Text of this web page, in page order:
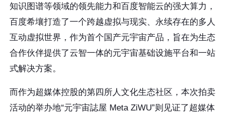
知识图谱等领域的领先能力和百度智能云的强大算力，
百度希壤打造了一个跨越虚拟与现实、永续存在的多人
互动虚拟世界，作为首个国产元宇宙产品，旨在为生态
合作伙伴提供了云智一体的元宇宙基础设施平台和一站
式解决方案。
而作为超媒体控股的第四所人文化生态社区，本次拍卖
活动的举办地“元宇宙誌屋 Meta ZiWU”则见证了超媒体